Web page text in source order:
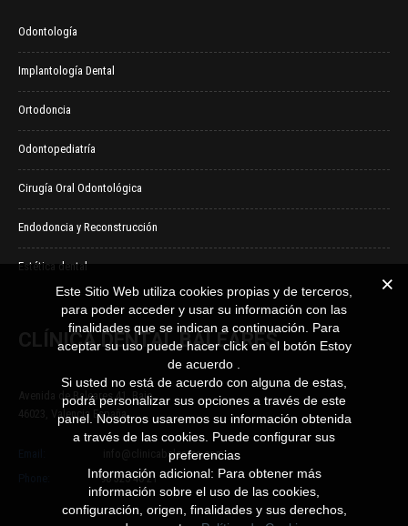
Odontología
Implantología Dental
Ortodoncia
Odontopediatría
Cirugía Oral Odontológica
Endodoncia y Reconstrucción
Estética dental
CLÍNICA DENTAL BALEARES
Avenida de Baleares 41, Bajo
46023, Valencia España
info@clinicabaleares.com
96 325 40 21
Este Sitio Web utiliza cookies propias y de terceros,
para poder acceder y usar su información con las
finalidades que se indican a continuación. Para
aceptar su uso puede hacer click en el botón Estoy
de acuerdo .
Si usted no está de acuerdo con alguna de estas,
podrá personalizar sus opciones a través de este
panel. Nosotros usaremos su información obtenida
a través de las cookies. Puede configurar sus
preferencias
Información adicional: Para obtener más
información sobre el uso de las cookies,
configuración, origen, finalidades y sus derechos,